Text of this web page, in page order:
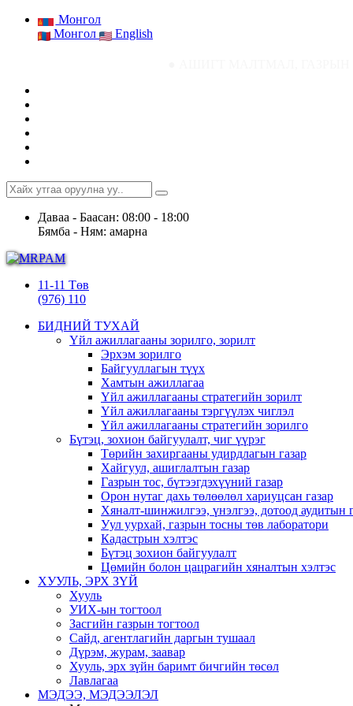
Монгол
Монгол
English
Даваа - Баасан: 08:00 - 18:00
Бямба - Ням: амарна
11-11 Төв
(976) 110
БИДНИЙ ТУХАЙ
Үйл ажиллагааны зорилго, зорилт
Эрхэм зорилго
Байгууллагын түүх
Хамтын ажиллагаа
Үйл ажиллагааны стратегийн зорилт
Үйл ажиллагааны тэргүүлэх чиглэл
Үйл ажиллагааны стратегийн зорилго
Бүтэц, зохион байгуулалт, чиг үүрэг
Төрийн захиргааны удирдлагын газар
Хайгуул, ашиглалтын газар
Газрын тос, бүтээгдэхүүний газар
Орон нутаг дахь төлөөлөл хариуцсан газар
Хяналт-шинжилгээ, үнэлгээ, дотоод аудитын
Уул уурхай, газрын тосны төв лаборатори
Кадастрын хэлтэс
Бүтэц зохион байгуулалт
Цөмийн болон цацрагийн хяналтын хэлтэс
ХУУЛЬ, ЭРХ ЗҮЙ
Хууль
УИХ-ын тогтоол
Засгийн газрын тогтоол
Сайд, агентлагийн даргын тушаал
Дүрэм, журам, заавар
Хууль, эрх зүйн баримт бичгийн төсөл
Лавлагаа
МЭДЭЭ, МЭДЭЭЛЭЛ